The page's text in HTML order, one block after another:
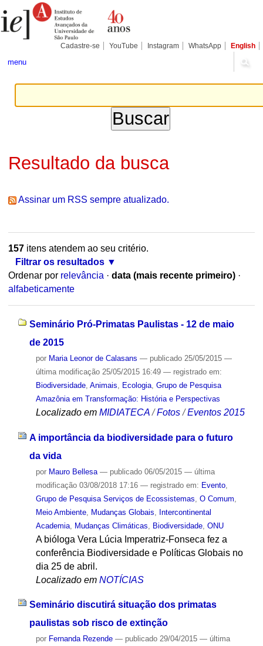
para
conteúdo.
Pessoais
Cadastre-se YouTube Instagram WhatsApp English
menu
Resultado da busca
Assinar um RSS sempre atualizado.
157itens atendem ao seu critério.
Filtrar os resultados
Ordenar por relevância · data (mais recente primeiro) ·
alfabeticamente
Seminário Pró-Primatas Paulistas - 12 de maio
de 2015
por Maria Leonor de Calasans — publicado25/05/2015 —
última modificação25/05/2015 16:49 — registrado em:
Biodiversidade, Animais Ecologia, Grupo de Pesquisa
Amazônia em Transformação: História e Perspectivas
Localizado em MIDIATECA /Fotos /Eventos 2015
A importância da biodiversidade para o futuro
da vida
por Mauro Bellesa — publicado06/05/2015 — última
modificação03/08/2018 17:16 — registrado em: Evento,
Grupo de Pesquisa Serviços de Ecossistemas O Comum
Meio Ambiente, Mudanças Globais
Intercontinental
Academia, Mudanças Climáticas Biodiversidade, ONU
A bióloga Vera Lúcia Imperatriz-Fonseca fez a
conferência Biodiversidade e Políticas Globais no
dia 25 de abril.
Localizado em NOTÍCIAS
Seminário discutirá situação dos primatas
paulistas sob risco de extinção
por Fernanda Rezende — publicado29/04/2015 — última